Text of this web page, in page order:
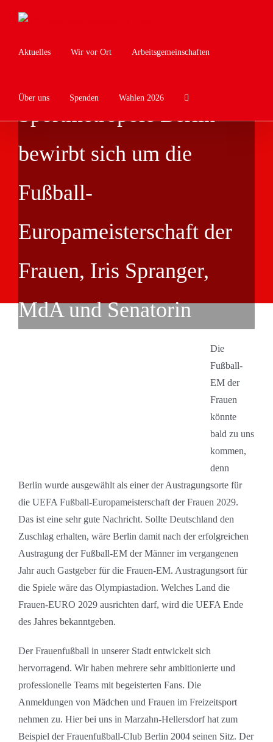
Inhalt
Aktuelles Wir vor Ort Arbeitsgemeinschaften
Über uns Spenden Wahlen 2026
Sportmetropole Berlin
bewirbt sich um die
Fußball-
Europameisterschaft der
Frauen, Iris Spranger,
MdA und Senatorin
Die
Fußball-
EM der
Frauen
könnte
bald zu uns
kommen,
denn
Berlin wurde ausgewählt als einer der Austragungsorte für
die UEFA Fußball-Europameisterschaft der Frauen 2029.
Das ist eine sehr gute Nachricht. Sollte Deutschland den
Zuschlag erhalten, wäre Berlin damit nach der erfolgreichen
Austragung der Fußball-EM der Männer im vergangenen
Jahr auch Gastgeber für die Frauen-EM. Austragungsort für
die Spiele wäre das Olympiastadion. Welches Land die
Frauen-EURO 2029 ausrichten darf, wird die UEFA Ende
des Jahres bekanntgeben.
Der Frauenfußball in unserer Stadt entwickelt sich
hervorragend. Wir haben mehrere sehr ambitionierte und
professionelle Teams mit begeisterten Fans. Die
Anmeldungen von Mädchen und Frauen im Freizeitsport
nehmen zu. Hier bei uns in Marzahn-Hellersdorf hat zum
Beispiel der Frauenfußball-Club Berlin 2004 seinen Sitz. Der